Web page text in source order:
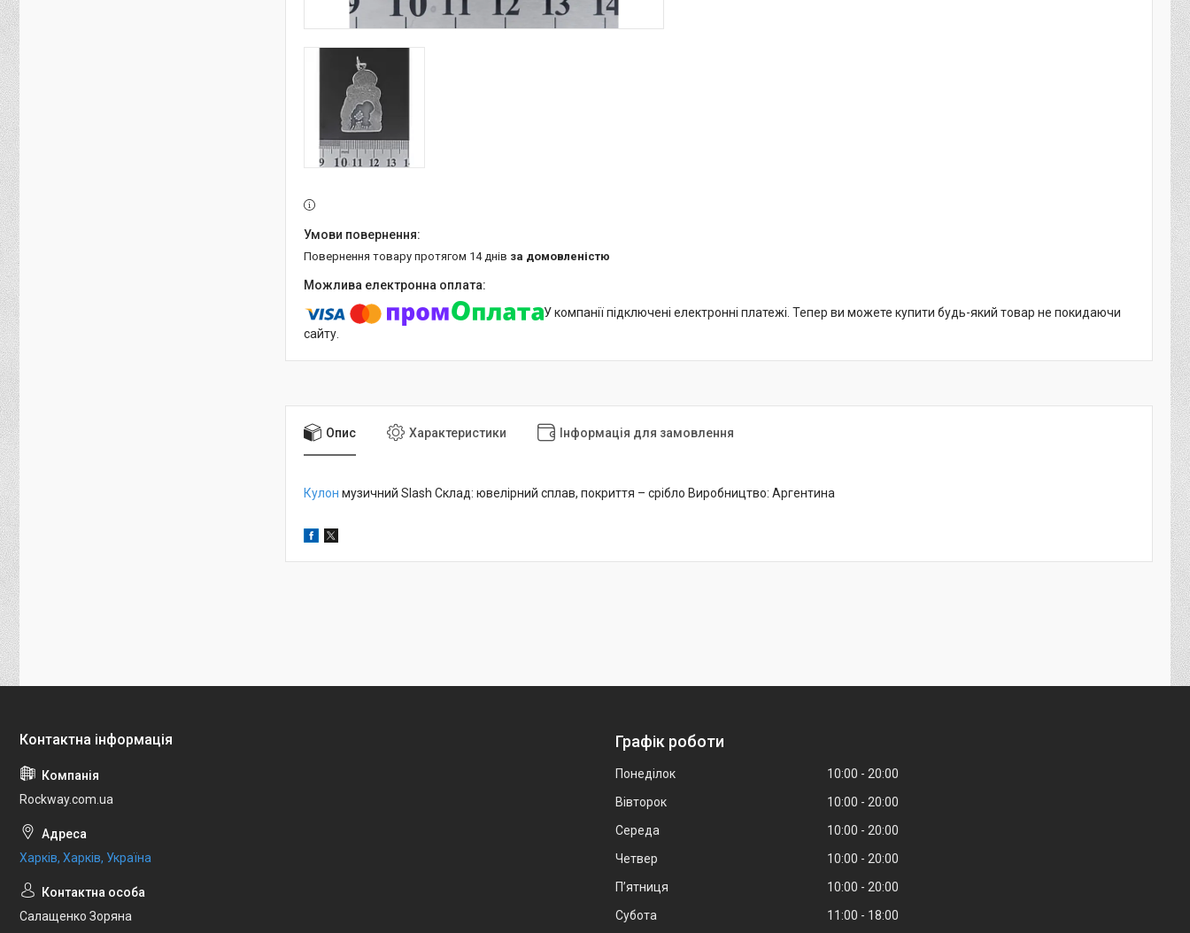
повернення товару протягом 14 днів за домовленістю
У компанії підключені електронні платежі. Тепер ви можете купити будь-який товар не покидаючи
сайту.
Опис Характеристики Інформація для замовлення
Кулон музичний Slash Склад: ювелірний сплав, покриття – срібло Виробництво: Аргентина
Rockway.com.ua
Харків, Харків, Україна
Салащенко Зоряна
Графік роботи
Понеділок 10:00
20:00
Вівторок
10:00
20:00
Середа
10:00
20:00
Четвер
10:00
20:00
Пʼятниця
10:00
20:00
Субота
11:00 18:00